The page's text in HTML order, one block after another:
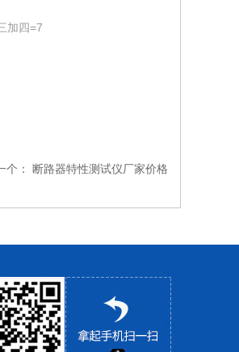
加四=7
个： 断路器特性测试仪厂家价格